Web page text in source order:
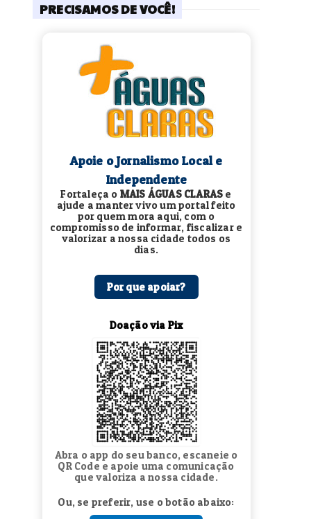
PRECISAMOS DE VOCÊ!
Apoie o Jornalismo Local e
Independente
Fortaleça o MAIS ÁGUAS CLARAS e
ajude a manter vivo um portal feito
por quem mora aqui, com o
compromisso de informar, fiscalizar e
valorizar a nossa cidade todos os
dias.
Por que apoiar?
Doação via Pix
Abra o app do seu banco, escaneie o
QR Code e apoie uma comunicação
que valoriza a nossa cidade.
Ou, se preferir, use o botão abaixo: